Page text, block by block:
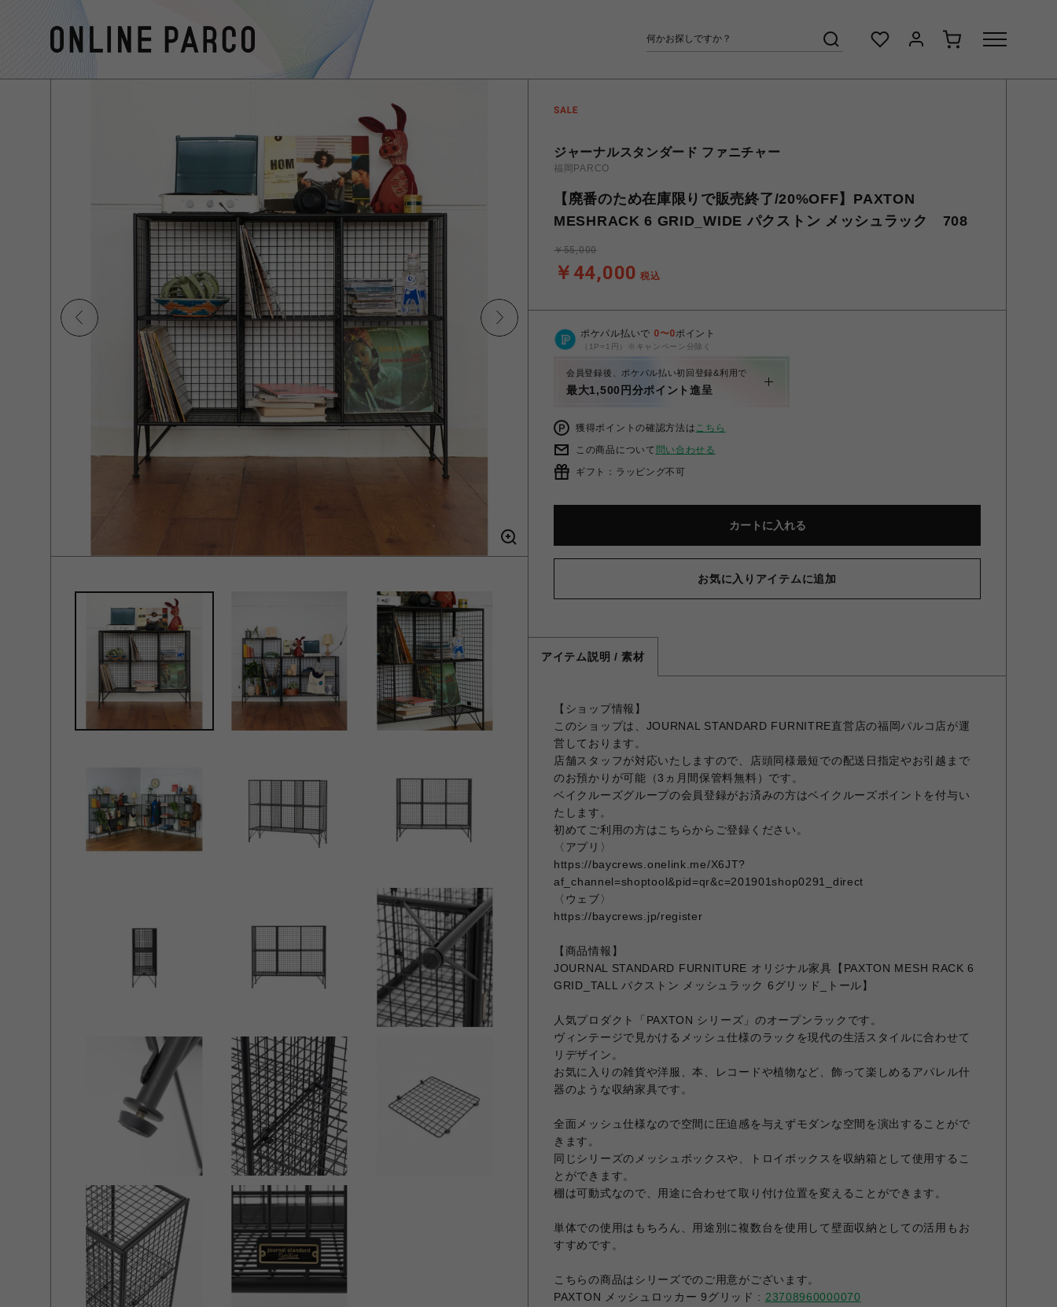
ジャーナルスタンダード ファニチャー
福岡PARCO
【廃番のため在庫限りで販売終了/20%OFF】PAXTON
MESHRACK 6 GRID_WIDE パクストン メッシュラック 708
￥44,000 税込
￥55,000
ポケパル払いで 0〜0ポイント
（1P=1円）※キャンペーン分除く
会員登録後、ポケパル払い初回登録&利用で
最大1,500円分ポイント進呈
獲得ポイントの確認方法はこちら
この商品について 問い合わせる
ギフト：ラッピング不可
カートに入れる
お気に入りアイテムに追加
アイテム説明 / 素材
【ショップ情報】
このショップは、JOURNAL STANDARD FURNITRE直営店の福岡パルコ店が運
営しております。
店舗スタッフが対応いたしますので、店頭同様最短での配送日指定やお引越まで
のお預かりが可能（3ヵ月間保管料無料）です。
ベイクルーズグループの会員登録がお済みの方はベイクルーズポイントを付与い
たします。
初めてご利用の方はこちらからご登録ください。
〈アプリ〉
https://baycrews.onelink.me/X6JT?
af_channel=shoptool&pid=qr&c=201901shop0291_direct
〈ウェブ〉
https://baycrews.jp/register
【商品情報】
JOURNAL STANDARD FURNITURE オリジナル家具【PAXTON MESH RACK 6
GRID_TALL パクストン メッシュラック 6グリッド_トール】
人気プロダクト「PAXTON シリーズ」のオープンラックです。
ヴィンテージで見かけるメッシュ仕様のラックを現代の生活スタイルに合わせて
リデザイン。
お気に入りの雑貨や洋服、本、レコードや植物など、飾って楽しめるアパレル什
器のような収納家具です。
全面メッシュ仕様なので空間に圧迫感を与えずモダンな空間を演出することがで
きます。
同じシリーズのメッシュボックスや、トロイボックスを収納箱として使用するこ
とができます。
棚は可動式なので、用途に合わせて取り付け位置を変えることができます。
単体での使用はもちろん、用途別に複数台を使用して壁面収納としての活用もお
すすめです。
こちらの商品はシリーズでのご用意がございます。
PAXTON メッシュロッカー 9グリッド : 23708960000070